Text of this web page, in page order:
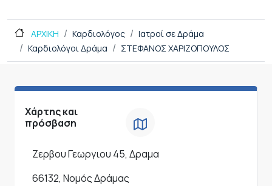
ΑΡΧΙΚΗ Καρδιολόγος
Ιατροί σε Δράμα
Καρδιολόγοι Δράμα
ΣΤΕΦΑΝΟΣ ΧΑΡΙΖΟΠΟΥΛΟΣ
Χάρτης και
πρόσβαση
Ζερβου Γεωργιου 45, Δραμα
66132, Νομός Δράμας